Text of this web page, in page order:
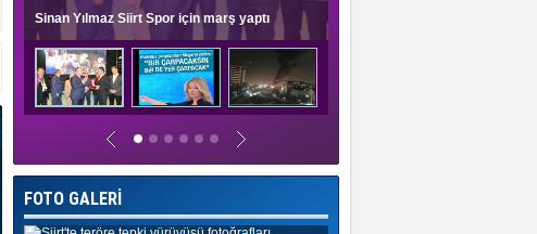
Sinan Yılmaz Siirt Spor için marş yaptı
FOTO GALERİ